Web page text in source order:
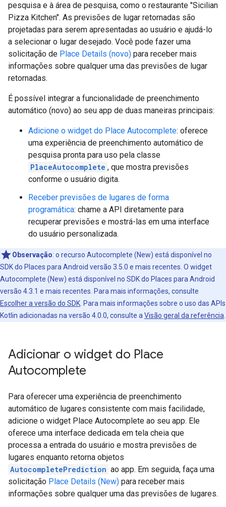
pesquisa e à área de pesquisa, como o restaurante "Sicilian
Pizza Kitchen". As previsões de lugar retornadas são
projetadas para serem apresentadas ao usuário e ajudá-lo
a selecionar o lugar desejado. Você pode fazer uma
solicitação de Place Details (novo) para receber mais
informações sobre qualquer uma das previsões de lugar
retornadas.
É possível integrar a funcionalidade de preenchimento
automático (novo) ao seu app de duas maneiras principais:
Adicione o widget do Place Autocomplete: oferece
uma experiência de preenchimento automático de
pesquisa pronta para uso pela classe
PlaceAutocomplete , que mostra previsões
conforme o usuário digita.
Receber previsões de lugares de forma
programática: chame a API diretamente para
recuperar previsões e mostrá-las em uma interface
do usuário personalizada.
Observação: o recurso Autocomplete (New) está disponível no
SDK do Places para Android versão 3.5.0 e mais recentes. O widget
Autocomplete (New) está disponível no SDK do Places para Android
versão 4.3.1 e mais recentes. Para mais informações, consulte
Escolher a versão do SDK . Para mais informações sobre o uso das APIs
Kotlin adicionadas na versão 4.0.0, consulte a Visão geral da referência
Adicionar o widget do Place
Autocomplete
Para oferecer uma experiência de preenchimento
automático de lugares consistente com mais facilidade,
adicione o widget Place Autocomplete ao seu app. Ele
oferece uma interface dedicada em tela cheia que
processa a entrada do usuário e mostra previsões de
lugares enquanto retorna objetos
AutocompletePrediction ao app. Em seguida, faça uma
solicitação Place Details (New) para receber mais
informações sobre qualquer uma das previsões de lugares.